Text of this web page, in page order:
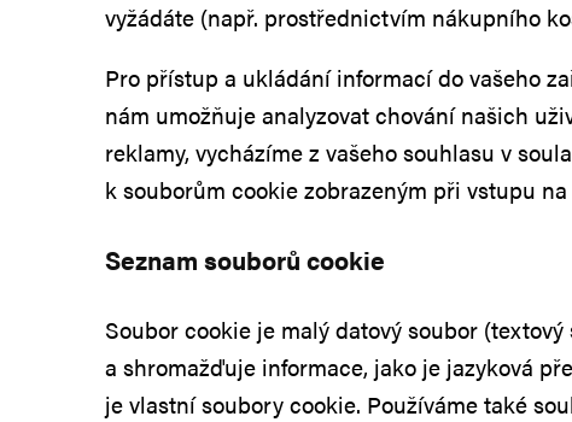
vyžádáte (např. prostřednictvím nákupního
Pro přístup a ukládání informací do vašeho
nám umožňuje analyzovat chování našich
reklamy, vycházíme z vašeho souhlasu v
k souborům cookie zobrazeným při vstupu
Seznam souborů cookie
Soubor cookie je malý datový soubor
a shromažďuje informace, jako je jazyková
je vlastní soubory cookie. Používáme také